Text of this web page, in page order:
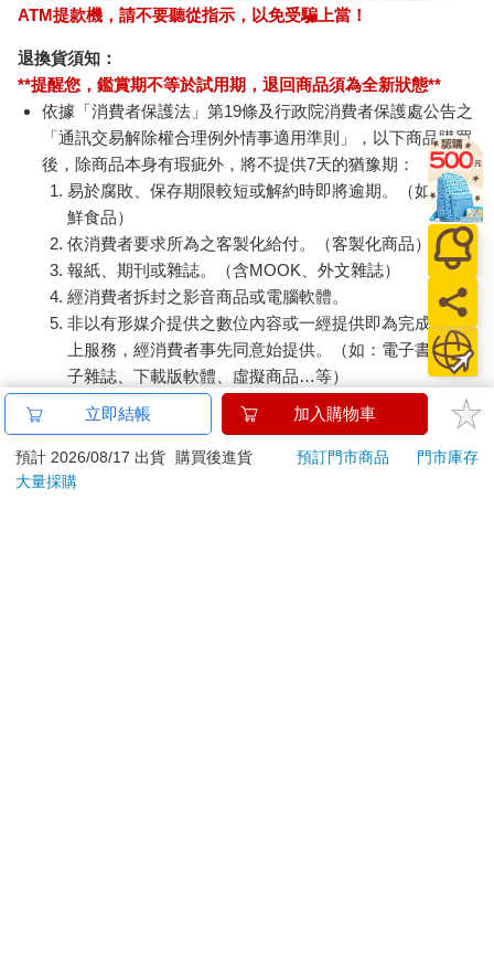
ATM提款機，請不要聽從指示，以免受騙上當！
退換貨須知：
**提醒您，鑑賞期不等於試用期，退回商品須為全新狀態**
依據「消費者保護法」第19條及行政院消費者保護處公告之
「通訊交易解除權合理例外情事適用準則」，以下商品購買
後，除商品本身有瑕疵外，將不提供7天的猶豫期：
易於腐敗、保存期限較短或解約時即將逾期。（如：生
鮮食品）
依消費者要求所為之客製化給付。（客製化商品）
報紙、期刊或雜誌。（含MOOK、外文雜誌）
經消費者拆封之影音商品或電腦軟體。
非以有形媒介提供之數位內容或一經提供即為完成之線
上服務，經消費者事先同意始提供。（如：電子書、電
子雜誌、下載版軟體、虛擬商品…等）
已拆封之個人衛生用品。（如：內衣褲、刮鬍刀、除毛
若非上列種類商品，均享有到貨7天的猶豫期（含例假
日）。
立即結帳 加入購物車
預計 2026/08/17 出貨 購買後進貨 預訂門市商品
門市庫存
大量採購